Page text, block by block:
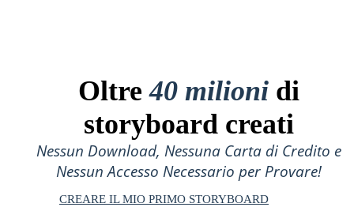
Oltre40 milioni di
storyboard creati
Nessun Download, Nessuna Carta di Credito e
Nessun Accesso Necessario per Provare!
CREARE IL MIO PRIMO STORYBOARD